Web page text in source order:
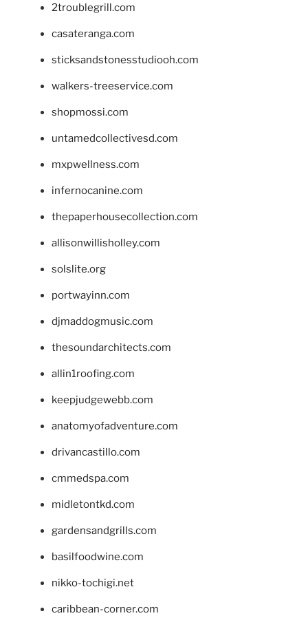
2troublegrill.com
casateranga.com
sticksandstonesstudiooh.com
walkers-treeservice.com
shopmossi.com
untamedcollectivesd.com
mxpwellness.com
infernocanine.com
thepaperhousecollection.com
allisonwillisholley.com
solslite.org
portwayinn.com
djmaddogmusic.com
thesoundarchitects.com
allin1roofing.com
keepjudgewebb.com
anatomyofadventure.com
drivancastillo.com
cmmedspa.com
midletontkd.com
gardensandgrills.com
basilfoodwine.com
nikko-tochigi.net
caribbean-corner.com